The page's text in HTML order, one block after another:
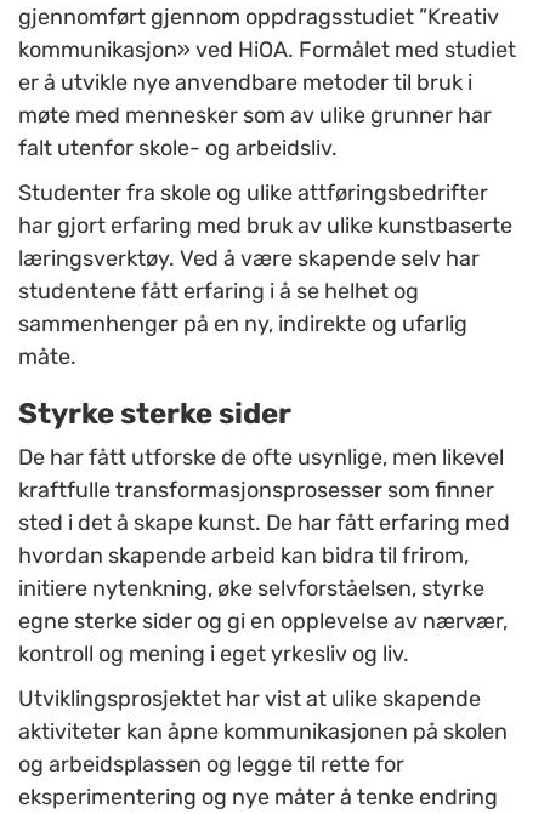
gjennomført gjennom oppdragsstudiet ”Kreativ
kommunikasjon» ved HiOA. Formålet med studiet
er å utvikle nye anvendbare metoder til bruk i
møte med mennesker som av ulike grunner har
falt utenfor skole- og arbeidsliv.
Studenter fra skole og ulike attføringsbedrifter
har gjort erfaring med bruk av ulike kunstbaserte
læringsverktøy. Ved å være skapende selv har
studentene fått erfaring i å se helhet og
sammenhenger på en ny, indirekte og ufarlig
måte.
Styrke sterke sider
De har fått utforske de ofte usynlige, men likevel
kraftfulle transformasjonsprosesser som finner
sted i det å skape kunst. De har fått erfaring med
hvordan skapende arbeid kan bidra til frirom,
initiere nytenkning, øke selvforståelsen, styrke
egne sterke sider og gi en opplevelse av nærvær,
kontroll og mening i eget yrkesliv og liv.
Utviklingsprosjektet har vist at ulike skapende
aktiviteter kan åpne kommunikasjonen på skolen
og arbeidsplassen og legge til rette for
eksperimentering og nye måter å tenke endring